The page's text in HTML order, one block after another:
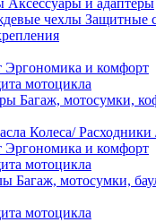
Аксессуары и адаптеры
Защитные
Эргономика и комфорт
мотоцикла
Багаж, мотосумки,
Колеса/
Эргономика и комфорт
мотоцикла
Багаж, мотосумки,
мотоцикла